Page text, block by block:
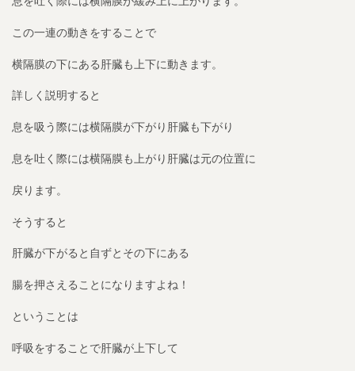
この一連の動きをすることで
横隔膜の下にある肝臓も上下に動きます。
詳しく説明すると
息を吸う際には横隔膜が下がり肝臓も下がり
息を吐く際には横隔膜も上がり肝臓は元の位置に
戻ります。
そうすると
肝臓が下がると自ずとその下にある
腸を押さえることになりますよね！
ということは
呼吸をすることで肝臓が上下して